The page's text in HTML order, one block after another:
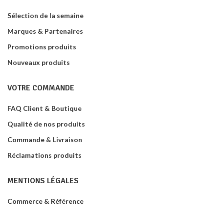
Sélection de la semaine
Marques & Partenaires
Promotions produits
Nouveaux produits
VOTRE COMMANDE
FAQ Client & Boutique
Qualité de nos produits
Commande & Livraison
Réclamations produits
MENTIONS LÉGALES
Commerce & Référence